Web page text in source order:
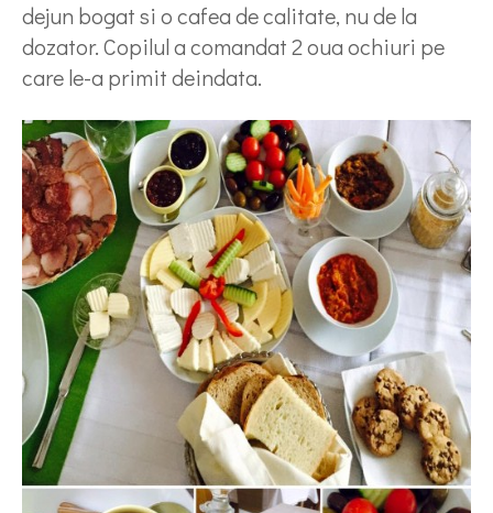
dejun bogat si o cafea de calitate, nu de la
dozator. Copilul a comandat 2 oua ochiuri pe
care le-a primit deindata.